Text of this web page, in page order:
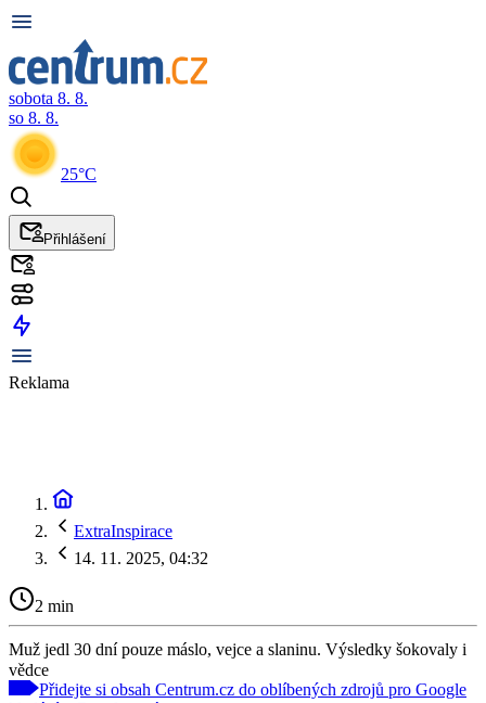
sobota 8. 8.
so 8. 8.
25°C
Přihlášení
Reklama
ExtraInspirace
14. 11. 2025, 04:32
2 min
Muž jedl 30 dní pouze máslo, vejce a slaninu. Výsledky šokovaly i
vědce
Přidejte si obsah Centrum.cz do oblíbených zdrojů pro Google